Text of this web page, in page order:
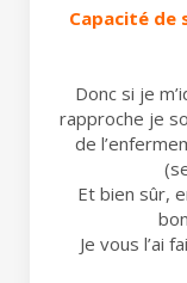
Capacité de
Donc si je
rapproche je
de
Et bien sûr,
Je vous l’ai